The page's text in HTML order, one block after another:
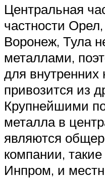
Центральная
частности
Воронеж, Тула
металлами,
для
привозится из
Крупнейшими
металла в
являются
компании,
Инпром, и